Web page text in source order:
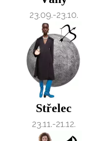
23.09.-23.10.
Střelec
23.11.-21.12.